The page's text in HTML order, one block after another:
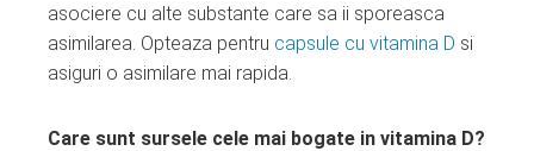
asociere cu alte substante care sa ii sporeasca
asimilarea. Opteaza pentru capsule cu vitamina D si
asiguri o asimilare mai rapida.
Care sunt sursele cele mai bogate in vitamina D?